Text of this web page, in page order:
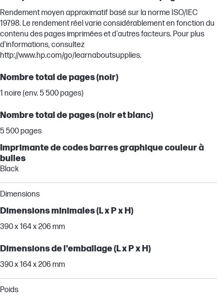
Rendement moyen approximatif basé sur la norme ISO/IEC
19798. Le rendement réel varie considérablement en fonction du
contenu des pages imprimées et d'autres facteurs. Pour plus
d’informations, consultez
http://www.hp.com/go/learnaboutsupplies.
Nombre total de pages (noir)
1 noire (env. 5 500 pages)
Nombre total de pages (noir et blanc)
5 500 pages
Imprimante de codes barres graphique couleur à
bulles
Black
Dimensions
Dimensions minimales (L x P x H)
390 x 164 x 206 mm
Dimensions de l'emballage (L x P x H)
390 x 164 x 206 mm
Poids